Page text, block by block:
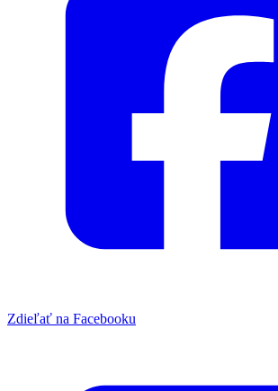
Zdieľať na Facebooku